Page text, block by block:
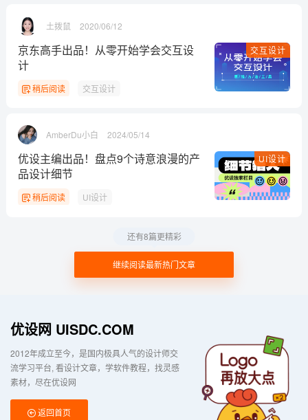
土拨鼠 2020/06/12
交互设计
京东高手出品！从零开始学会交互设
计
稍后阅读 交互设计
AmberDu小白 2024/05/14
UI设计
优设主编出品！盘点9个诗意浪漫的产
品设计细节
稍后阅读 UI设计
继续阅读最新热门文章
还有8篇更精彩
优设网 UISDC.COM
2012年成立至今，是国内极具人气的设计师交
流学习平台 看设计文章，学软件教程，找灵感
素材，尽在优设网
返回首页